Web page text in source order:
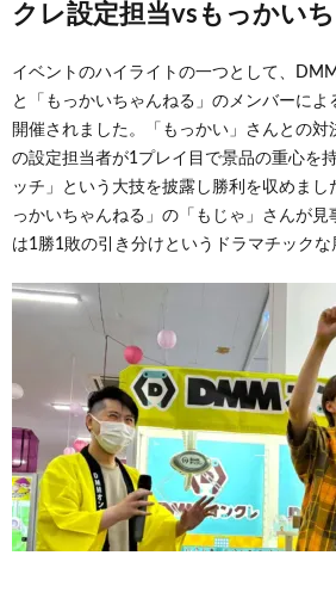
クレ設定担当vsもっかい
イベントのハイライトの一つとして、
と「もっかいちゃんねる」のメンバーに
開催されました。「もっかい」さんとの
の設定担当者が1プレイ目で景品の重心を
ッチ」という大技を披露し勝利を収めまし
っかいちゃんねる」の「もじゃ」さんが
は1勝1敗の引き分けというドラマチックな